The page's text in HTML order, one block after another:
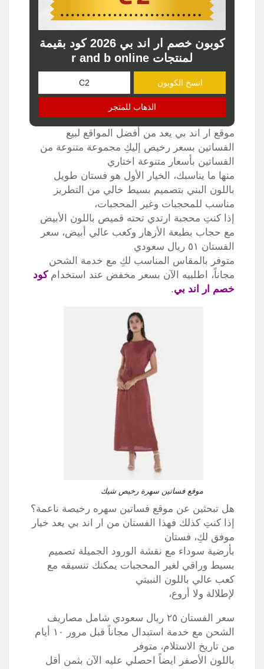
كوبون خصم ار اند بي 2026 كود بقيمة
لمنتجات r and b online
انسخ الكوبون
الذهاب للمتجر
موقع ار اند بي يعد من أفضل المواقع لبيع
الفساتين بسعر رخيص إليكِ مجموعة متنوعة من
الفساتين بأسعار متنوعة اختاري
منها ما يناسبك، الخيار الأول هو فستان طويل
باللون البني بتصميم بسيط خالي من التطريز
مناسب للمحجبات وغير المحجبات،
إذا كنتِ محجبة ارتدي تحته قميص باللون الأبيض
مع حجاب بطبعة الأزهار وكعب عالي أبيض، سعر
الفستان ٥١ ريال سعودي
متوفر بالمقاس المناسب لكِ مع خدمة الشحن
مجاناً، اطلبيه الآن بسعر مخفض عند استخدامكود
خصم ار اند بي.
موقع فساتين سهرة رخيص شيك
هل تبحثين عن موقع فساتين سهره رخيصة ناعمة؟
إذا كنتِ كذلك فهذا الفستان من ار اند بي يعد خيار
موفق لكِ، فستان
بأرضية سوداء مع نقشة الورود الجميلة تصميم
بسيط وراقي لغير المحجبات يمكنك تنسيقه مع
كعب عالي باللون النبيتي
لإطلالة ولا أروع،
سعر الفستان ٢٥ ريال سعودي شامل مصاريف
الشحن مع خدمة استبدال مجاناً قبل مرور ١٠ أيام
من تاريخ الاستلام، متوفر
باللون الأصفر ايضاً احصلي عليه الآن بثمن أقل